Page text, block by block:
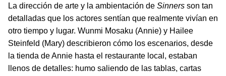
La dirección de arte y la ambientación de Sinners son tan
detalladas que los actores sentían que realmente vivían en
otro tiempo y lugar. Wunmi Mosaku (Annie) y Hailee
Steinfeld (Mary) describieron cómo los escenarios, desde
la tienda de Annie hasta el restaurante local, estaban
llenos de detalles: humo saliendo de las tablas, cartas